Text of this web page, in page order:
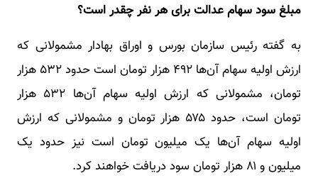
مبلغ سود سهام عدالت برای هر نفر چقدر است؟
به گفته رئیس سازمان بورس و اوراق بهادار مشمولانی که
ارزش اولیه سهام آن‌ها ۴۹۲ هزار تومان است حدود ۵۳۲ هزار
تومان، مشمولانی که ارزش اولیه سهام آن‌ها ۵۳۲ هزار
تومان است، حدود ۵۷۵ هزار تومان و مشمولانی که ارزش
اولیه سهام آن‌ها یک میلیون تومان است نیز حدود یک
میلیون و ۸۱ هزار تومان سود دریافت خواهند کرد.